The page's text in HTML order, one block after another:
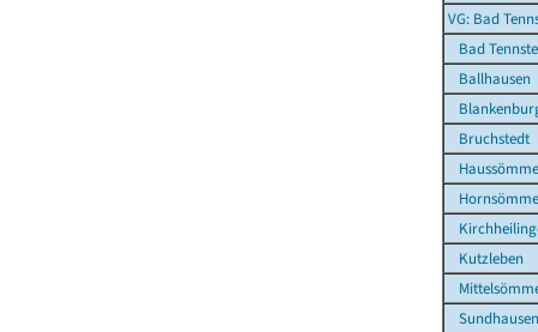
VG: Bad
Bad
Ballhausen
Bruchstedt
Kutzleben
Sundhausen